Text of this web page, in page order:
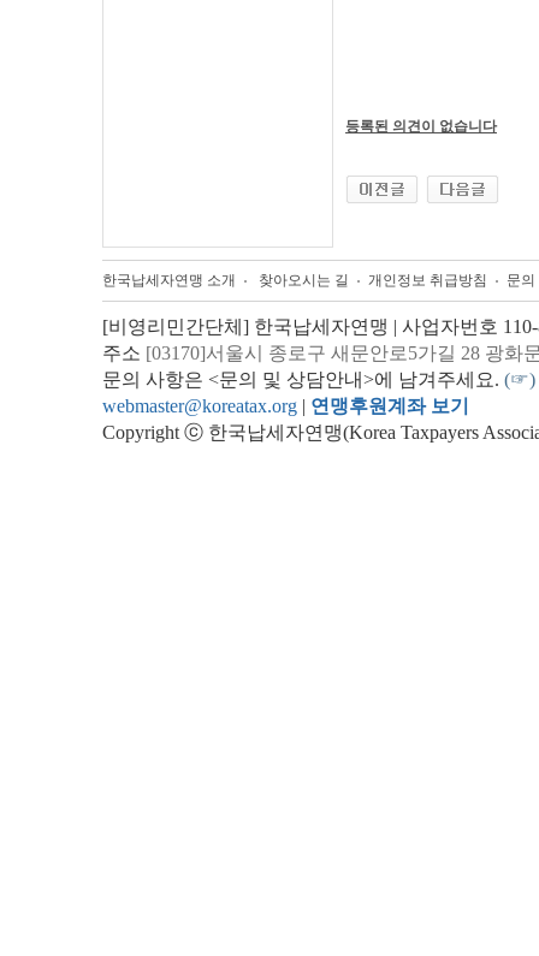
등록된 의견이 없습니다
한국납세자연맹 소개 찾아오시는 길 개인정보 취급방침 문
[비영리민간단체] 한국납세자연맹 | 사업자번호
주소 [03170]서울시 종로구 새문안로5가길 28 광화
문의 사항은 <문의 및 상담안내>에 남겨주세요. (☞)
webmaster@koreatax.org | 연맹후원계좌 보기
Copyright ⓒ 한국납세자연맹(Korea Taxpayers